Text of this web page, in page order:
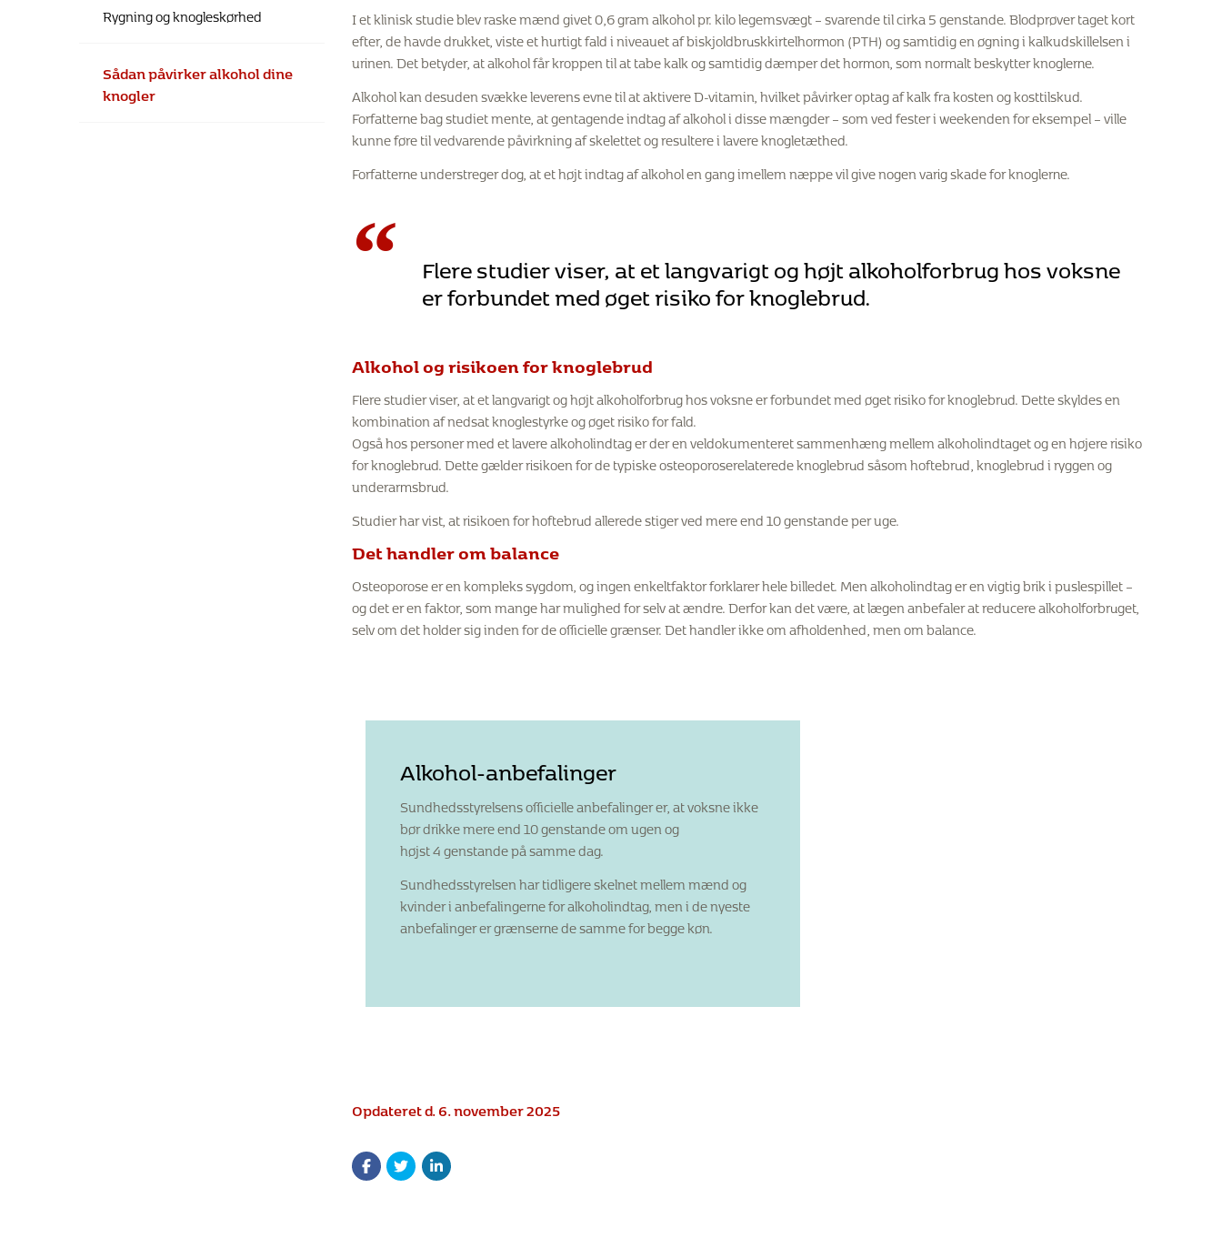
Rygning og knogleskørhed
Sådan påvirker alkohol dine
knogler
I et klinisk studie blev raske mænd givet 0,6 gram alkohol pr. kilo legemsvægt – svarende til cirka 5 genstande. Blodprøver taget kort
efter, de havde drukket, viste et hurtigt fald i niveauet af biskjoldbruskkirtelhormon (PTH) og samtidig en øgning i kalkudskillelsen i
urinen. Det betyder, at alkohol får kroppen til at tabe kalk og samtidig dæmper det hormon, som normalt beskytter knoglerne.
Alkohol kan desuden svække leverens evne til at aktivere D-vitamin, hvilket påvirker optag af kalk fra kosten og kosttilskud.
Forfatterne bag studiet mente, at gentagende indtag af alkohol i disse mængder – som ved fester i weekenden for eksempel – ville
kunne føre til vedvarende påvirkning af skelettet og resultere i lavere knogletæthed.
Forfatterne understreger dog, at et højt indtag af alkohol en gang imellem næppe vil give nogen varig skade for knoglerne.
“ Flere studier viser, at et langvarigt og højt alkoholforbrug hos voksne
er forbundet med øget risiko for knoglebrud.
Alkohol og risikoen for knoglebrud
Flere studier viser, at et langvarigt og højt alkoholforbrug hos voksne er forbundet med øget risiko for knoglebrud. Dette skyldes en
kombination af nedsat knoglestyrke og øget risiko for fald.
Også hos personer med et lavere alkoholindtag er der en veldokumenteret sammenhæng mellem alkoholindtaget og en højere risiko
for knoglebrud. Dette gælder risikoen for de typiske osteoporoserelaterede knoglebrud såsom hoftebrud, knoglebrud i ryggen og
underarmsbrud.
Studier har vist, at risikoen for hoftebrud allerede stiger ved mere end 10 genstande per uge.
Det handler om balance
Osteoporose er en kompleks sygdom, og ingen enkeltfaktor forklarer hele billedet. Men alkoholindtag er en vigtig brik i puslespillet –
og det er en faktor, som mange har mulighed for selv at ændre. Derfor kan det være, at lægen anbefaler at reducere alkoholforbruget,
selv om det holder sig inden for de officielle grænser. Det handler ikke om afholdenhed, men om balance.
Alkohol-anbefalinger
Sundhedsstyrelsens officielle anbefalinger er, at voksne ikke
bør drikke mere end 10 genstande om ugen og
højst 4 genstande på samme dag.
Sundhedsstyrelsen har tidligere skelnet mellem mænd og
kvinder i anbefalingerne for alkoholindtag, men i de nyeste
anbefalinger er grænserne de samme for begge køn.
Opdateret d. 6. november 2025